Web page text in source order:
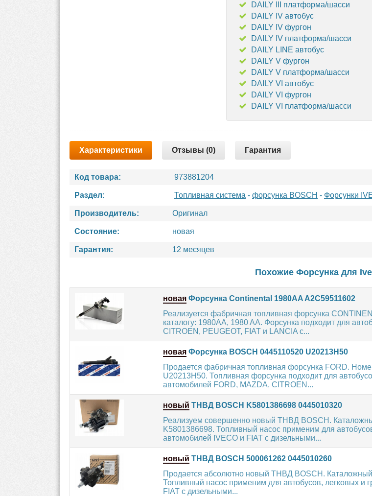
DAILY III платформа/шасси
DAILY IV автобус
DAILY IV фургон
DAILY IV платформа/шасси
DAILY LINE автобус
DAILY V фургон
DAILY V платформа/шасси
DAILY VI автобус
DAILY VI фургон
DAILY VI платформа/шасси
Характеристики Отзывы (0) Гарантия
Код товара: 973881204
Раздел: Топливная система - форсунка BOSCH - Форсунки
Производитель: Оригинал
Состояние: новая
Гарантия: 12 месяцев
Похожие Форсунка для
новая Форсунка Continental 1980AA A2C59511602
Реализуется фабричная топливная форсунка
каталогу: 1980AA, 1980 AA. Форсунка подходит для
CITROEN, PEUGEOT, FIAT и LANCIA с...
новая Форсунка BOSCH 0445110520 U20213H50
Продается фабричная топливная форсунка FORD.
U20213H50. Топливная форсунка подходит для
автомобилей FORD, MAZDA, CITROEN...
новый ТНВД BOSCH K5801386698 0445010320
Реализуем совершенно новый ТНВД BOSCH.
K5801386698. Топливный насос применим для
автомобилей IVECO и FIAT с дизельными...
новый ТНВД BOSCH 500061262 0445010260
Продается абсолютно новый ТНВД BOSCH.
Топливный насос применим для автобусов, легковых и
FIAT с дизельными...